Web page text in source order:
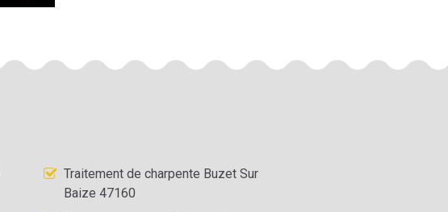
Traitement de charpente Buzet Sur
Baize 47160